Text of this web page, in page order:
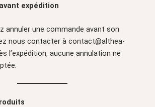
expédition
annuler une commande avant son
nous contacter à contact@althea-
l’expédition, aucune annulation ne